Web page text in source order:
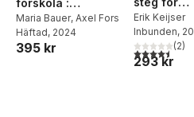
förebygga och
hantera konflikter,
hot och våld
Maria Bauer, Axel Fors
Häftad, 2024
395 kr
r
Erik Keijser
Inbunden,
4,5utav 5(2)
293 kr